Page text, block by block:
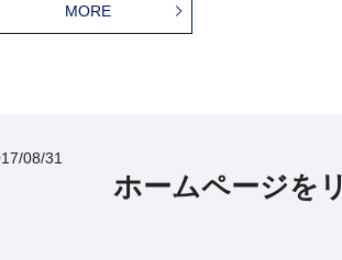
MORE
08/31
ホームページを